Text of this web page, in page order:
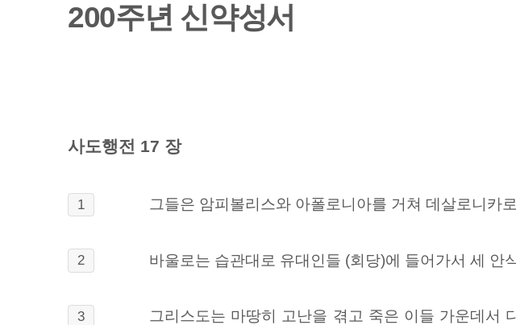
200주년 신약성서
사도행전 17 장
1 그들은 암피볼리스와 아폴로니아를 거쳐 데살로니카
2 바울로는 습관대로 유대인들 (회당)에 들어가서 세 안
3
그리스도는 마땅히 고난을 겪고 죽은 이들 가운데서